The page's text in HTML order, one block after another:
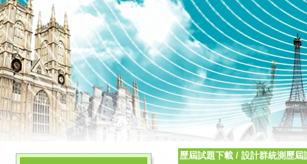
歷屆試題下載 / 設計群統測歷屆